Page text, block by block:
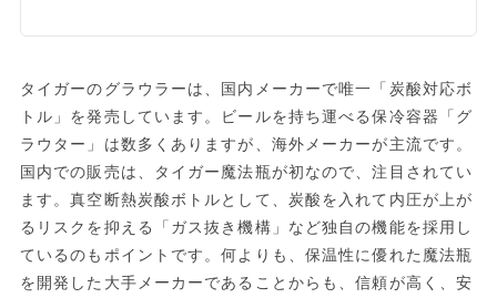
タイガーのグラウラーは、国内メーカーで唯一「炭酸対応ボ
トル」を発売しています。ビールを持ち運べる保冷容器「グ
ラウター」は数多くありますが、海外メーカーが主流です。
国内での販売は、タイガー魔法瓶が初なので、注目されてい
ます。真空断熱炭酸ボトルとして、炭酸を入れて内圧が上が
るリスクを抑える「ガス抜き機構」など独自の機能を採用し
ているのもポイントです。何よりも、保温性に優れた魔法瓶
を開発した大手メーカーであることからも、信頼が高く、安